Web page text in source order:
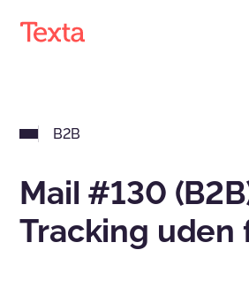
B2B
Mail #130
Tracking uden